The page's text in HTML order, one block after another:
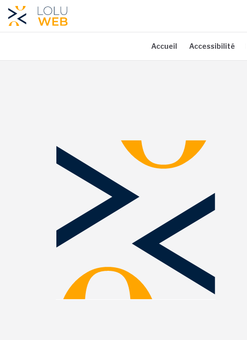
Aller au contenu principal
Accueil Accessibilité